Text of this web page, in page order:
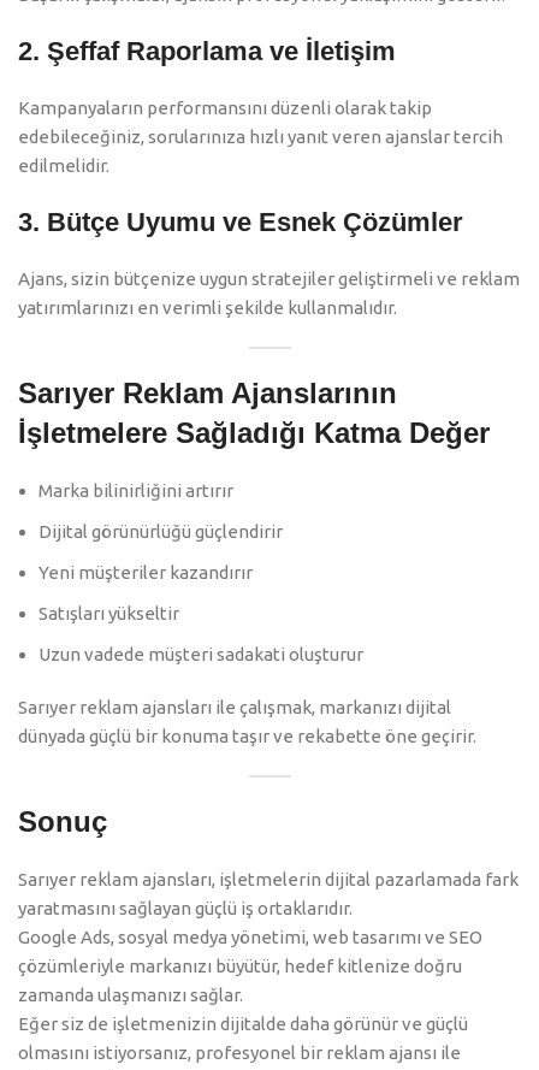
2. Şeffaf Raporlama ve İletişim
Kampanyaların performansını düzenli olarak takip
edebileceğiniz, sorularınıza hızlı yanıt veren ajanslar tercih
edilmelidir.
3. Bütçe Uyumu ve Esnek Çözümler
Ajans, sizin bütçenize uygun stratejiler geliştirmeli ve reklam
yatırımlarınızı en verimli şekilde kullanmalıdır.
Sarıyer Reklam Ajanslarının
İşletmelere Sağladığı Katma Değer
Marka bilinirliğini artırır
Dijital görünürlüğü güçlendirir
Yeni müşteriler kazandırır
Satışları yükseltir
Uzun vadede müşteri sadakati oluşturur
Sarıyer reklam ajansları ile çalışmak, markanızı dijital
dünyada güçlü bir konuma taşır ve rekabette öne geçirir.
Sonuç
Sarıyer reklam ajansları, işletmelerin dijital pazarlamada fark
yaratmasını sağlayan güçlü iş ortaklarıdır.
Google Ads, sosyal medya yönetimi, web tasarımı ve SEO
çözümleriyle markanızı büyütür, hedef kitlenize doğru
zamanda ulaşmanızı sağlar.
Eğer siz de işletmenizin dijitalde daha görünür ve güçlü
olmasını istiyorsanız, profesyonel bir reklam ajansı ile